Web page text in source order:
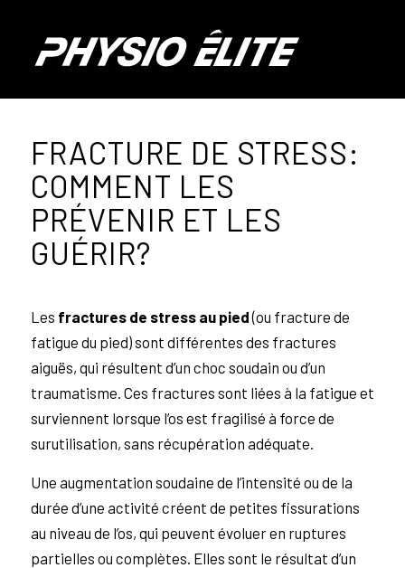
FRACTURE DE STRESS:
COMMENT LES
PRÉVENIR ET LES
GUÉRIR?
Les fractures de stress au pied(ou fracture de
fatigue du pied) sont différentes des fractures
aiguës, qui résultent d’un choc soudain ou d’un
traumatisme. Ces fractures sont liées à la fatigue et
surviennent lorsque l’os est fragilisé à force de
surutilisation, sans récupération adéquate.
Une augmentation soudaine de l’intensité ou de la
durée d’une activité créent de petites fissurations
au niveau de l’os, qui peuvent évoluer en ruptures
partielles ou complètes. Elles sont le résultat d’un